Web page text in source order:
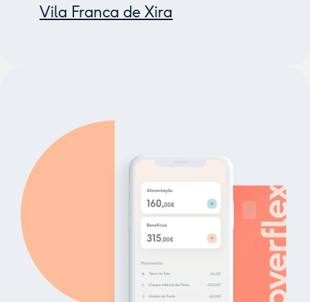
Vila Franca de Xira